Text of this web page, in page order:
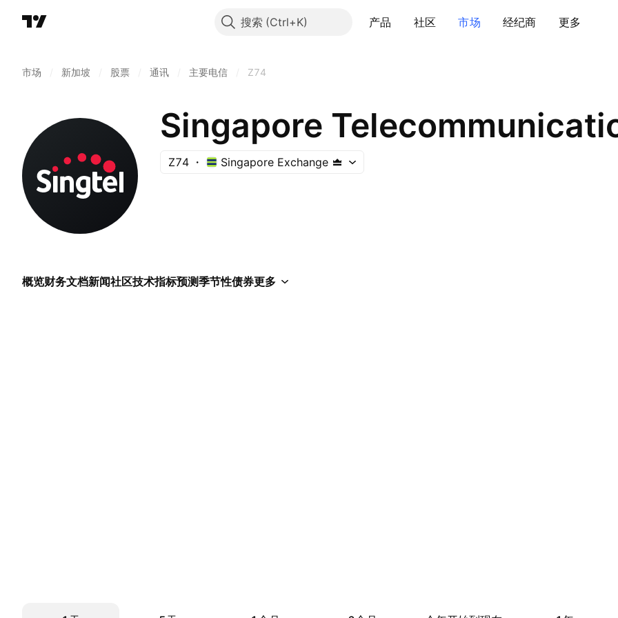
搜索 产品 社区 市场 经纪商 更多
市场 新加坡 股票 通讯 主要电信 Z74
Singapore
Z74 Singapore Exchange
概览财务文档新闻社区技术指标预测季节性债券更多